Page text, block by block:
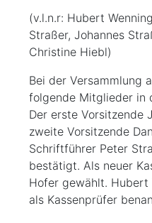
(v.l.n.r: Hubert
Straßer, Johannes
Christine Hiebl)
Bei der Versammlung
folgende Mitglieder in
Der erste Vorsitzende
zweite Vorsitzende
Schriftführer Peter
bestätigt. Als neuer
Hofer gewählt. Hubert
als Kassenprüfer